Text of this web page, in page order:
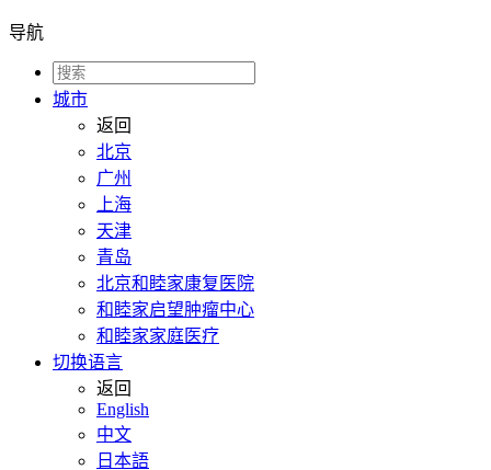
导航
城市
返回
北京
广州
上海
天津
青岛
北京和睦家康复医院
和睦家启望肿瘤中心
和睦家家庭医疗
切换语言
返回
English
中文
日本語